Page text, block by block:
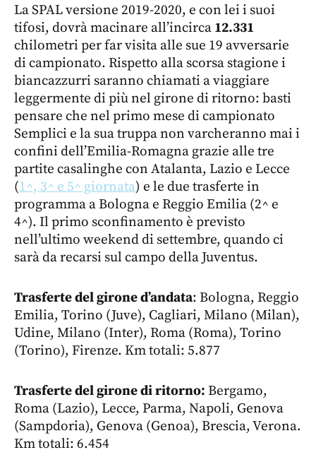
La SPAL versione 2019-2020, e con lei i suoi
tifosi, dovrà macinare all’incirca 12.331
chilometri per far visita alle sue 19 avversarie
di campionato. Rispetto alla scorsa stagione i
biancazzurri saranno chiamati a viaggiare
leggermente di più nel girone di ritorno: basti
pensare che nel primo mese di campionato
Semplici e la sua truppa non varcheranno mai i
confini dell’Emilia-Romagna grazie alle tre
partite casalinghe con Atalanta, Lazio e Lecce
(1^, 3^ e 5^ giornata) e le due trasferte in
programma a Bologna e Reggio Emilia (2^ e
4^). Il primo sconfinamento è previsto
nell’ultimo weekend di settembre, quando ci
sarà da recarsi sul campo della Juventus.
Trasferte del girone d’andata: Bologna, Reggio
Emilia, Torino (Juve), Cagliari, Milano (Milan),
Udine, Milano (Inter), Roma (Roma), Torino
(Torino), Firenze. Km totali: 5.877
Trasferte del girone di ritorno: Bergamo,
Roma (Lazio), Lecce, Parma, Napoli, Genova
(Sampdoria), Genova (Genoa), Brescia, Verona.
Km totali: 6.454